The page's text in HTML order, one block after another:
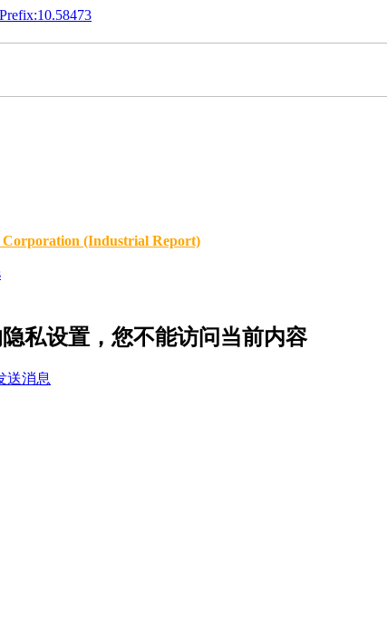
Corporation (Industrial Report)
私设置，您不能访问当前内容
送消息